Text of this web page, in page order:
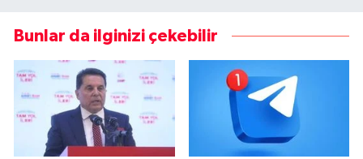
Bunlar da ilginizi çekebilir